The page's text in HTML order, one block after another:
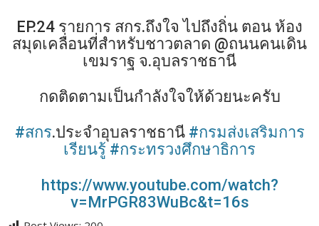
EP.24 รายการ สกร.ถึงใจ ไปถึงถิ่น ตอน ห้อง
สมุดเคลื่อนที่สำหรับชาวตลาด @ถนนคนเดิน
เขมราฐ จ.อุบลราชธานี
กดติดตามเป็นกำลังใจให้ด้วยนะครับ
#สกร.ประจำอุบลราชธานี #กรมส่งเสริมการ
เรียนรู้ #กระทรวงศึกษาธิการ
https://www.youtube.com/watch?
v=MrPGR83WuBc&t=16s